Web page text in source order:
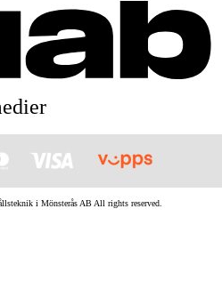
i Mönsterås AB All rights reserved.